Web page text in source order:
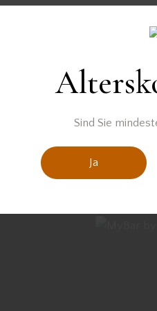
Sind Sie
Ja
keine Produkte